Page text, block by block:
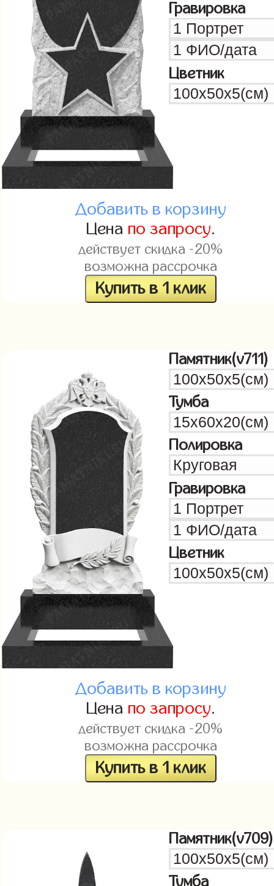
Гравировка
Цветник
Добавить в корзину
Цена по запросу.
действует скидка -20%
возможна рассрочка
Купить в 1 клик
Памятник(v711)
Тумба
Полировка
Гравировка
Цветник
Добавить в корзину
Цена по запросу.
действует скидка -20%
возможна рассрочка
Купить в 1 клик
Памятник(v709)
Тумба